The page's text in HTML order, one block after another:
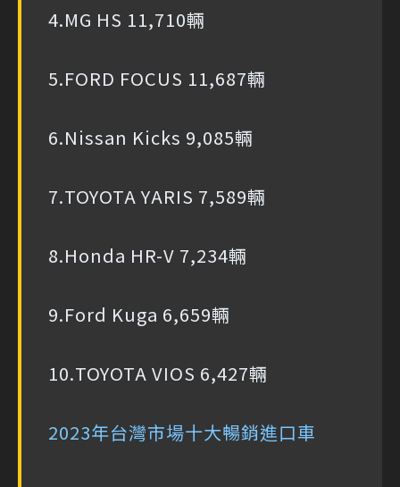
4.MG HS 11,710輛
5.FORD FOCUS 11,687輛
6.Nissan Kicks 9,085輛
7.TOYOTA YARIS 7,589輛
8.Honda HR-V 7,234輛
9.Ford Kuga 6,659輛
10.TOYOTA VIOS 6,427輛
2023年台灣市場十大暢銷進口車